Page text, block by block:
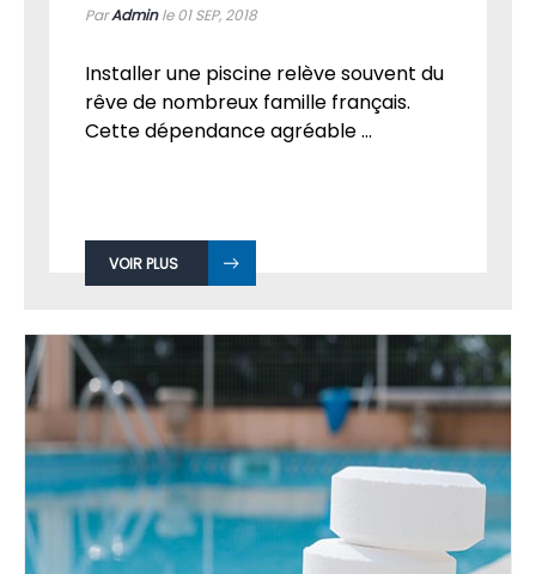
ParAdminle 01SEP, 2018
Installer une piscine relève souvent du
rêve de nombreux famille français.
Cette dépendance agréable ...
VOIR PLUS